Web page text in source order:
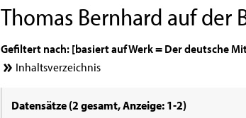
Thomas Bernhard auf der
Gefiltert nach: [basiert auf Werk = Der deutsche
Inhaltsverzeichnis
Datensätze (2 gesamt, Anzeige: 1-2)